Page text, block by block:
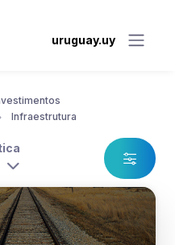
uruguay.uy
Infraestrutura